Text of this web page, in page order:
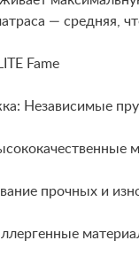
— средняя,
Fame
Независимые
прочных и